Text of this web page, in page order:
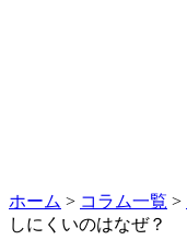
ホーム > コラム一覧 >
しにくいのはなぜ？